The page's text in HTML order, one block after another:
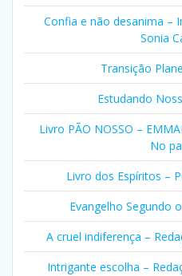
Confia e não desanima –
Sonia
Transição
Estudando
Livro PÃO NOSSO –
No
Livro dos Espíritos –
Evangelho Segundo
A cruel indiferença –
Intrigante escolha –